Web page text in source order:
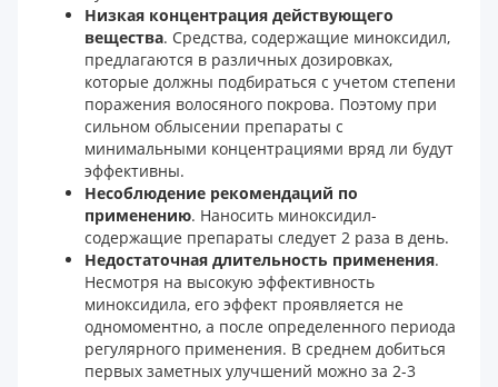
Низкая концентрация действующего
вещества. Средства, содержащие миноксидил,
предлагаются в различных дозировках,
которые должны подбираться с учетом степени
поражения волосяного покрова. Поэтому при
сильном облысении препараты с
минимальными концентрациями вряд ли будут
эффективны.
Несоблюдение рекомендаций по
применению. Наносить миноксидил-
содержащие препараты следует 2 раза в день.
Недостаточная длительность применения.
Несмотря на высокую эффективность
миноксидила, его эффект проявляется не
одномоментно, а после определенного периода
регулярного применения. В среднем добиться
первых заметных улучшений можно за 2-3